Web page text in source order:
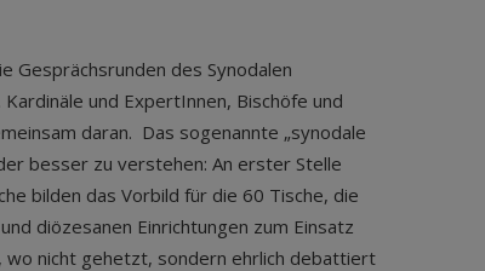
Gesprächsrunden des Synodalen
und ExpertInnen, Bischöfe und
daran. Das sogenannte „synodale
besser zu verstehen: An erster Stelle
bilden das Vorbild für die 60 Tische, die
diözesanen Einrichtungen zum Einsatz
wo nicht gehetzt, sondern ehrlich debattiert